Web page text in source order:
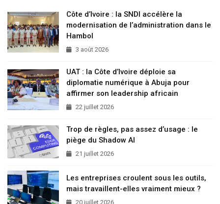
Côte d’Ivoire : la SNDI accélère la
modernisation de l’administration dans le
Hambol
3 août 2026
UAT : la Côte d’Ivoire déploie sa
diplomatie numérique à Abuja pour
affirmer son leadership africain
22 juillet 2026
Trop de règles, pas assez d’usage : le
piège du Shadow AI
21 juillet 2026
Les entreprises croulent sous les outils,
mais travaillent-elles vraiment mieux ?
20 juillet 2026